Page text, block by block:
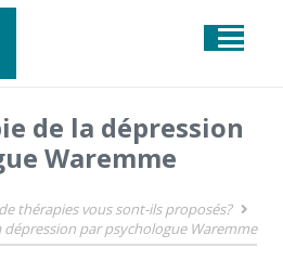
de la dépression
Waremme
thérapies vous sont-ils proposés?
dépression par psychologue Waremme